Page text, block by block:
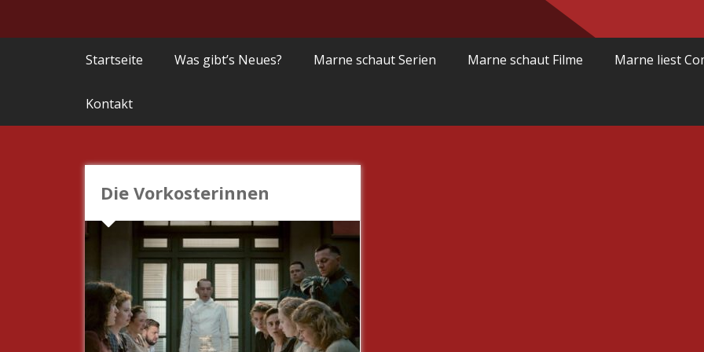
Startseite Was gibt’s Neues? Marne schaut Serien Marne schaut Filme Marne liest
Kontakt
Die Vorkosterinnen